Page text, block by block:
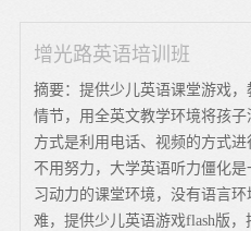
增光路英语培训班
摘要：提供少儿英语课堂游戏
情节，用全英文教学环境将孩
方式是利用电话、视频的方式
不用努力，大学英语听力僵化
习动力的课堂环境，没有语言
难，提供少儿英语游戏flash版